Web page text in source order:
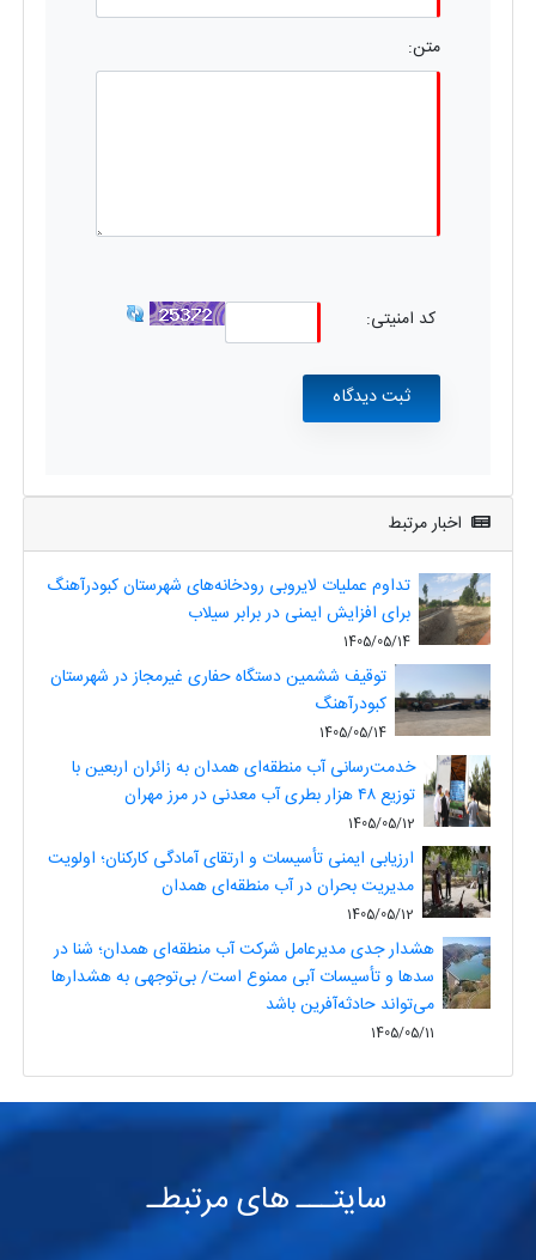
متن:
کد امنیتی:
اخبار مرتبط
تداوم عملیات لایروبی رودخانه‌های شهرستان کبودرآهنگ
برای افزایش ایمنی در برابر سیلاب
1405/05/14
توقیف ششمین دستگاه حفاری غیرمجاز در شهرستان
کبودرآهنگ
1405/05/14
خدمت‌رسانی آب منطقه‌ای همدان به زائران اربعین با
توزیع ۴۸ هزار بطری آب معدنی در مرز مهران
1405/05/12
ارزیابی ایمنی تأسیسات و ارتقای آمادگی کارکنان؛ اولویت
مدیریت بحران در آب منطقه‌ای همدان
1405/05/12
هشدار جدی مدیرعامل شرکت آب منطقه‌ای همدان؛ شنا در
سدها و تأسیسات آبی ممنوع است/ بی‌توجهی به هشدارها
می‌تواند حادثه‌آفرین باشد
1405/05/11
سایتـــ های مرتبطـ